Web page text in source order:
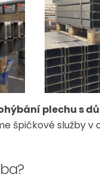
plechu s
služby